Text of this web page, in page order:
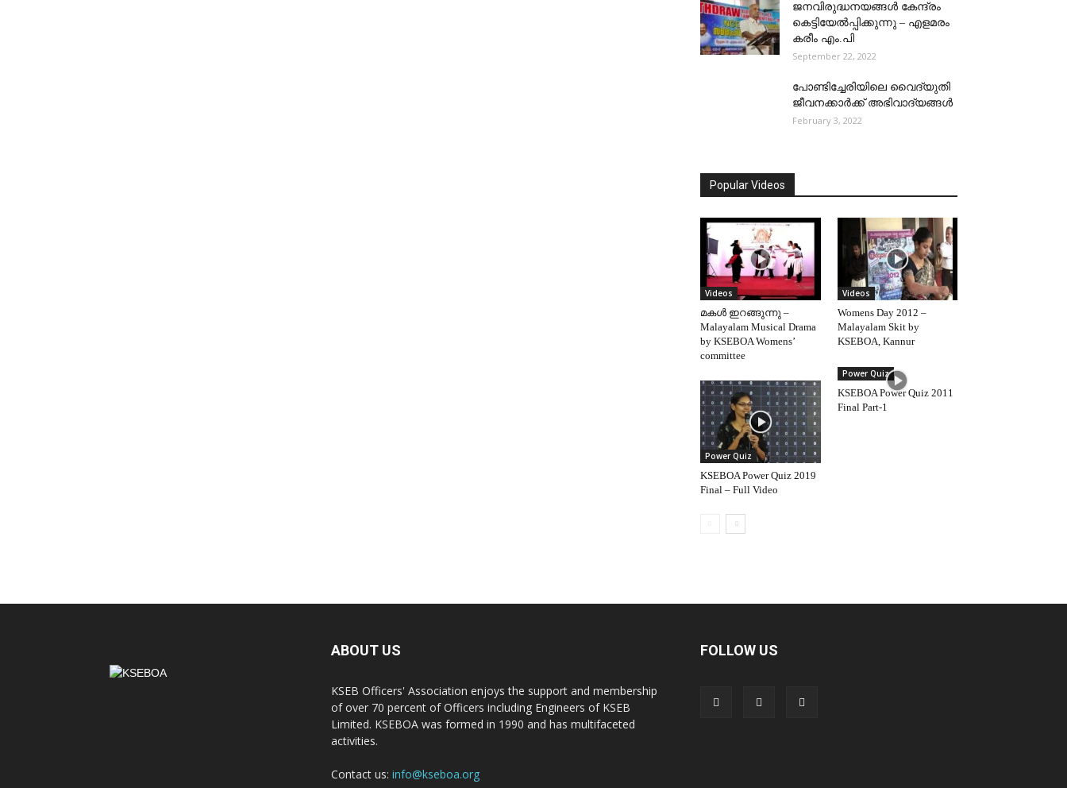
ജനവിരുദ്ധനയങ്ങൾ കേന്ദ്രം
കെട്ടിയേൽപ്പിക്കുന്നു – എളമരം
കരീം എം.പി
September 22, 2022
പോണ്ടിച്ചേരിയിലെ വൈദ്യുതി
ജീവനക്കാര്‍ക്ക് അഭിവാദ്യങ്ങള്‍
February 3, 2022
Popular Videos
Videos
മകള്‍ ഇറങ്ങുന്നു –
Malayalam Musical Drama
by KSEBOA Womens’
committee
Videos
Womens Day 2012 –
Malayalam Skit by
KSEBOA, Kannur
Power Quiz
KSEBOA Power Quiz 2019
Final – Full Video
Power Quiz
KSEBOA Power Quiz 2011
Final Part-1
ABOUT US
KSEB Officers' Association enjoys the support and membership
of over 70 percent of Officers including Engineers of KSEB
Limited. KSEBOA was formed in 1990 and has multifaceted
activities.
Contact us: info@kseboa.org
FOLLOW US